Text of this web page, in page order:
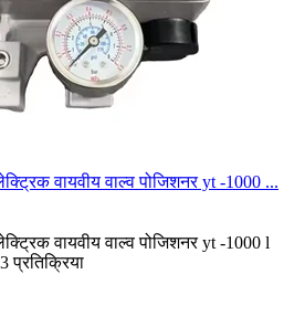
वायवीय वाल्व पोजिशनर yt -1000 ...
वायवीय वाल्व पोजिशनर yt -1000 l
प्रतिक्रिया